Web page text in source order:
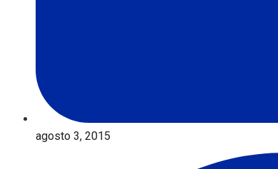
agosto 3, 2015